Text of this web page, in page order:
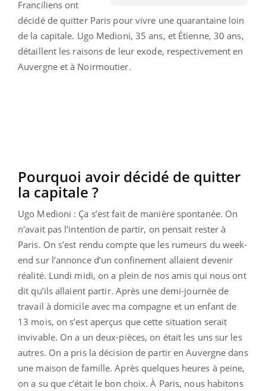
Franciliens ont
décidé de quitter Paris pour vivre une quarantaine loin
de la capitale. Ugo Medioni, 35 ans, et Étienne, 30 ans,
détaillent les raisons de leur exode, respectivement en
Auvergne et à Noirmoutier.
Pourquoi avoir décidé de quitter
la capitale ?
Ugo Medioni : Ça s’est fait de manière spontanée. On
n'avait pas l’intention de partir, on pensait rester à
Paris. On s’est rendu compte que les rumeurs du week-
end sur l’annonce d’un confinement allaient devenir
réalité. Lundi midi, on a plein de nos amis qui nous ont
dit qu’ils allaient partir. Après une demi-journée de
travail à domicile avec ma compagne et un enfant de
13 mois, on s’est aperçus que cette situation serait
invivable. On a un deux-pièces, on était les uns sur les
autres. On a pris la décision de partir en Auvergne dans
une maison de famille. Après quelques heures à peine,
on a su que c’était le bon choix. À Paris, nous habitons